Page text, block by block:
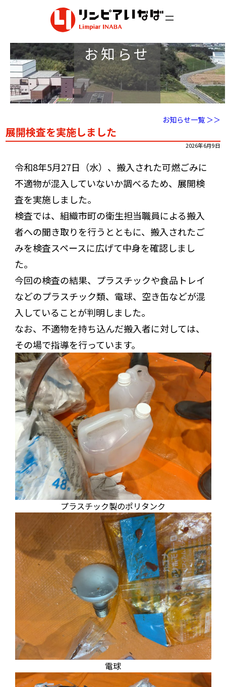
お知らせ
お知らせ一覧 ＞＞
展開検査を実施しました
2026年6月9日
令和8年5月27日（水）、搬入された可燃ごみに
不適物が混入していないか調べるため、展開検
査を実施しました。
検査では、組織市町の衛生担当職員による搬入
者への聞き取りを行うとともに、搬入されたご
みを検査スペースに広げて中身を確認しまし
た。
今回の検査の結果、プラスチックや食品トレイ
などのプラスチック類、電球、空き缶などが混
入していることが判明しました。
なお、不適物を持ち込んだ搬入者に対しては、
その場で指導を行っています。
プラスチック製のポリタンク
電球